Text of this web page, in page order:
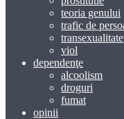
teoria genului
trafic de
transexualitate
viol
dependenţe
alcoolism
droguri
fumat
opinii